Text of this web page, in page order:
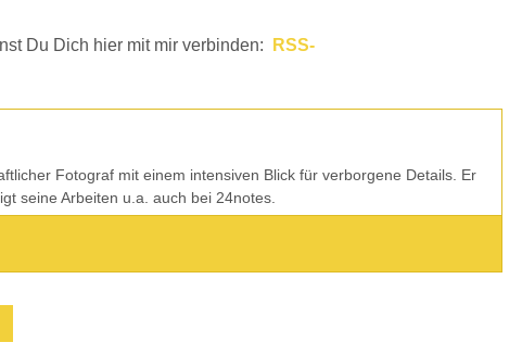
Du Dich hier mit mir verbinden:
RSS-
Fotograf mit einem intensiven Blick für verborgene Details. Er
seine Arbeiten u.a. auch bei 24notes.